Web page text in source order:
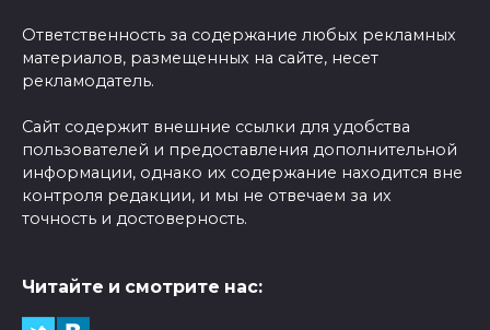
Ответственность за содержание любых рекламных
материалов, размещенных на сайте, несет
рекламодатель.
Сайт содержит внешние ссылки для удобства
пользователей и предоставления дополнительной
информации, однако их содержание находится вне
контроля редакции, и мы не отвечаем за их
точность и достоверность.
Читайте и смотрите нас: